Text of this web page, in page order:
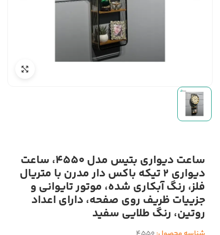
ساعت دیواری بتیس مدل 4550، ساعت
دیواری 2 تیکه باکس دار مدرن با متریال
فلز، رنگ آبکاری شده، موتور تایوانی و
جزییات ظریف روی صفحه، دارای اعداد
روتین، رنگ طلایی سفید